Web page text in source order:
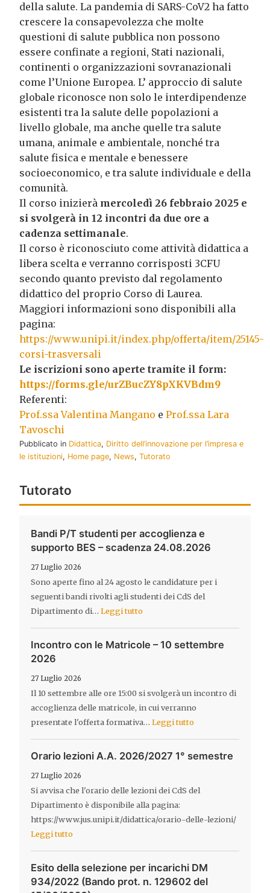
della salute. La pandemia di SARS-CoV2 ha fatto
crescere la consapevolezza che molte
questioni di salute pubblica non possono
essere confinate a regioni, Stati nazionali,
continenti o organizzazioni sovranazionali
come l’Unione Europea. L’ approccio di salute
globale riconosce non solo le interdipendenze
esistenti tra la salute delle popolazioni a
livello globale, ma anche quelle tra salute
umana, animale e ambientale, nonché tra
salute fisica e mentale e benessere
socioeconomico, e tra salute individuale e della
comunità.
Il corso inizierà mercoledì 26 febbraio 2025 e
si svolgerà in 12 incontri da due ore a
cadenza settimanale.
Il corso è riconosciuto come attività didattica a
libera scelta e verranno corrisposti 3CFU
secondo quanto previsto dal regolamento
didattico del proprio Corso di Laurea.
Maggiori informazioni sono disponibili alla
pagina:
https://www.unipi.it/index.php/offerta/item/25145-
corsi-trasversali
Le iscrizioni sono aperte tramite il form:
https://forms.gle/urZBucZY8pXKVBdm9
Referenti:
Prof.ssa Valentina Mangano e Prof.ssa Lara
Tavoschi
Pubblicato in Didattica, Diritto dell’innovazione per l’impresa e
le istituzioni, Home page, News, Tutorato
Tutorato
Bandi P/T studenti per accoglienza e
supporto BES – scadenza 24.08.2026
27 Luglio 2026
Sono aperte fino al 24 agosto le candidature per i
seguenti bandi rivolti agli studenti dei CdS del
Dipartimento di…Leggi tutto
Incontro con le Matricole – 10 settembre
2026
27 Luglio 2026
Il 10 settembre alle ore 15:00 si svolgerà un incontro di
accoglienza delle matricole, in cui verranno
presentate l'offerta formativa…Leggi tutto
Orario lezioni A.A. 2026/2027 1° semestre
27 Luglio 2026
Si avvisa che l'orario delle lezioni dei CdS del
Dipartimento è disponibile alla pagina:
https://www.jus.unipi.it/didattica/orario-delle-lezioni/
Leggi tutto
Esito della selezione per incarichi DM
934/2022 (Bando prot. n. 129602 del